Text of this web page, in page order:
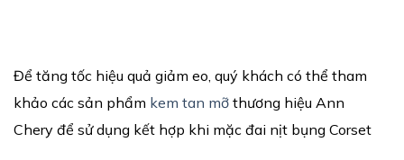
Để tăng tốc hiệu quả giảm eo, quý khách có thể tham
khảo các sản phẩm kem tan mỡ thương hiệu Ann
Chery để sử dụng kết hợp khi mặc đai nịt bụng Corset